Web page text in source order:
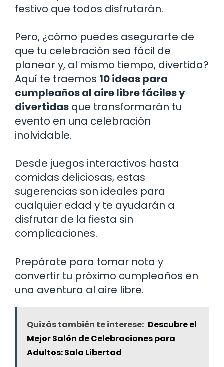
festivo que todos disfrutarán.
Pero, ¿cómo puedes asegurarte de
que tu celebración sea fácil de
planear y, al mismo tiempo, divertida?
Aquí te traemos 10 ideas para
cumpleaños al aire libre fáciles y
divertidas que transformarán tu
evento en una celebración
inolvidable.
Desde juegos interactivos hasta
comidas deliciosas, estas
sugerencias son ideales para
cualquier edad y te ayudarán a
disfrutar de la fiesta sin
complicaciones.
Prepárate para tomar nota y
convertir tu próximo cumpleaños en
una aventura al aire libre.
Quizás también te interese: Descubre el
Mejor Salón de Celebraciones para
Adultos: Sala Libertad